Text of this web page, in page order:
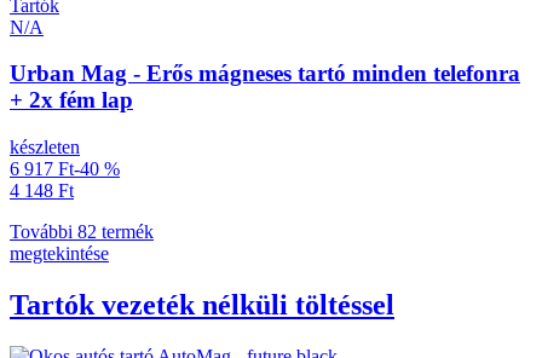
Tartók
N/A
Urban Mag - Erős mágneses tartó minden telefonra
+ 2x fém lap
készleten
6 917 Ft-40 %
4 148 Ft
További 82 termék
megtekintése
Tartók vezeték nélküli töltéssel